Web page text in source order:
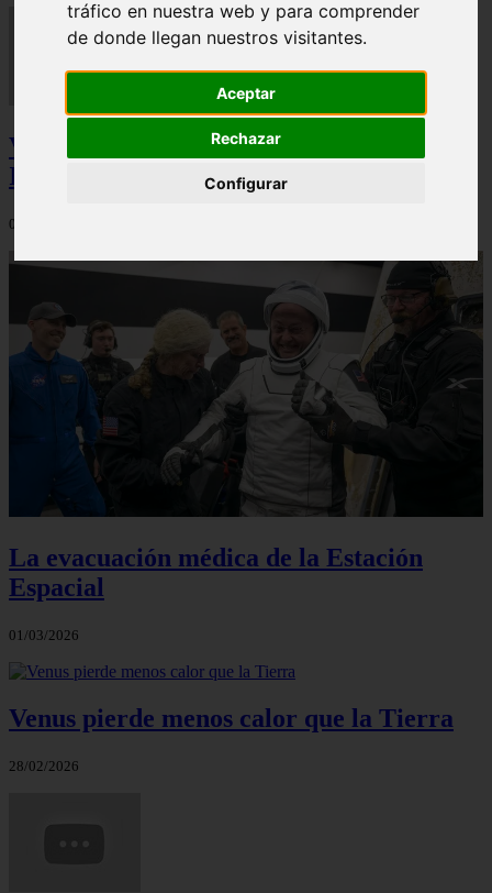
tráfico en nuestra web y para comprender
de donde llegan nuestros visitantes.
Aceptar
Rechazar
Configurar
Video Advertencias desde la cúspide de la
IA: Hinton y el posible colapso social
06/03/2026
La evacuación médica de la Estación
Espacial
01/03/2026
Venus pierde menos calor que la Tierra
28/02/2026